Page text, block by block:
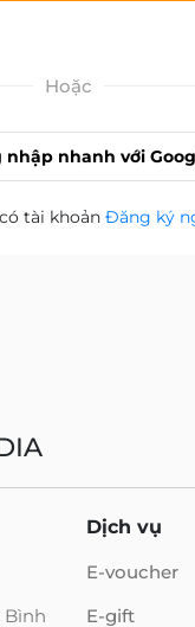
Hoặc
nhanh với
tài khoản Đăng ký
Bình
Dịch vụ
E-voucher
E-gift